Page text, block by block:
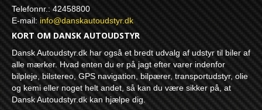
Telefonnr.: 42458800
E-mail: info@danskautoudstyr.dk
KORT OM DANSK AUTOUDSTYR
Dansk Autoudstyr.dk har også et bredt udvalg af udstyr til biler af
alle mærker. Hvad enten du er på jagt efter varer indenfor
bilpleje, bilstereo, GPS navigation, bilpærer, transportudstyr, olie
og kemi eller noget helt andet, så kan du være sikker på, at
Dansk Autoudstyr.dk kan hjælpe dig.